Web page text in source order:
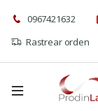
0967421632
Rastrear orden